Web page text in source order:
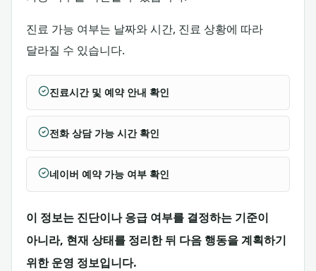
진료 가능 여부는 날짜와 시간, 진료 상황에 따라
달라질 수 있습니다.
진료시간 및 예약 안내 확인
전화 상담 가능 시간 확인
네이버 예약 가능 여부 확인
이 정보는 진단이나 응급 여부를 결정하는 기준이
아니라, 현재 상태를 정리한 뒤 다음 행동을 계획하기
위한 운영 정보입니다.